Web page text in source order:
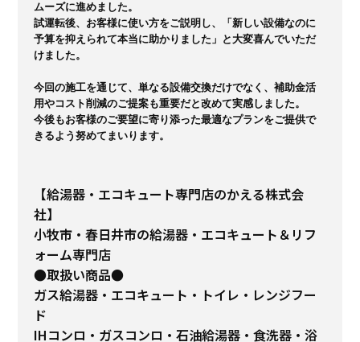
ムーズに進めました。
試運転後、お客様に使い方をご説明し、「新しい設備なのに
予算を抑えられて本当に助かりました」と大変喜んでいただ
けました。
今回の施工を通じて、単なる設備交換だけでなく、補助金活
用やコスト削減のご提案も重要だと改めて実感しました。
今後もお客様のご要望に寄り添った最適なプランをご提供で
きるよう努めてまいります。
【給湯器・エコキュート専門店のかえる株式会
社】
小牧市・春日井市の給湯器・エコキュート＆リフ
ォーム専門店
●取扱い商品●
ガス給湯器・エコキュート・トイレ・レンジフー
ド
IHコンロ・ガスコンロ・石油給湯器・食洗器・浴